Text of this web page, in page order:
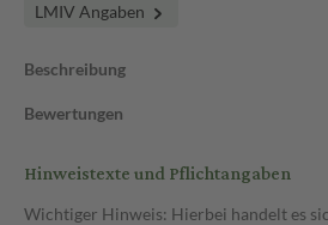
LMIV Angaben
Beschreibung
Bewertungen
Hinweistexte und Pflichtangaben
Wichtiger Hinweis: Hierbei handelt es